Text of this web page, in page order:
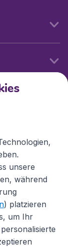
unsere
während
) platzieren
um Ihr